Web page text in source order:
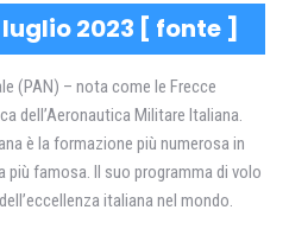
2023 [ fonte]
(PAN) – nota come le Frecce
dell’Aeronautica Militare Italiana.
è la formazione più numerosa in
più famosa. Il suo programma di volo
italiana nel mondo.